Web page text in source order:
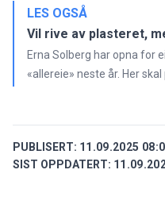
LES OGSÅ
Vil rive av plasteret,
Erna Solberg har opna for
«allereie» neste år. Her skal
PUBLISERT: 11.09.2025
SIST OPPDATERT: